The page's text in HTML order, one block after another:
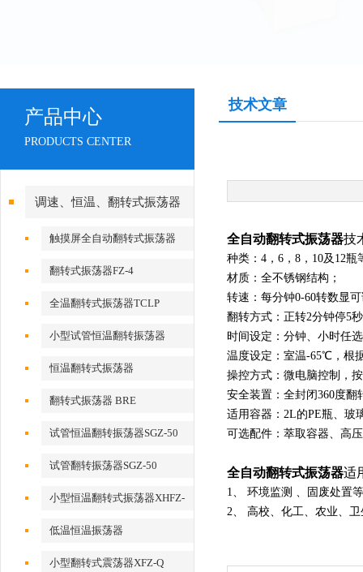
产品中心
PRODUCTS CENTER
调速、恒温、翻转式振荡器
触摸屏全自动翻转式振荡器
翻转式振荡器FZ-4
全温翻转式振荡器TCLP
小型试管恒温翻转振荡器
恒温翻转式振荡器
翻转式振荡器 BRE
试管恒温翻转振荡器SGZ-50
试管翻转振荡器SGZ-50
小型恒温翻转式振荡器XHFZ-
低温恒温振荡器
小型翻转式震荡器XFZ-Q
技术文章
全自动翻转式振荡器技
种类：4，6，8，10及12瓶
材质：全不锈钢结构；
转速：每分钟0-60转数显
翻转方式：正转2分钟停5
时间设定：分钟、小时任
温度设定：室温-65℃，根
操控方式：微电脑控制，
安全装置：全封闭360度
适用容器：2L的PE瓶、玻
可选配件：萃取容器、高
全自动翻转式振荡器适
1、 环境监测 、固废处置
2、 高校、化工、农业、